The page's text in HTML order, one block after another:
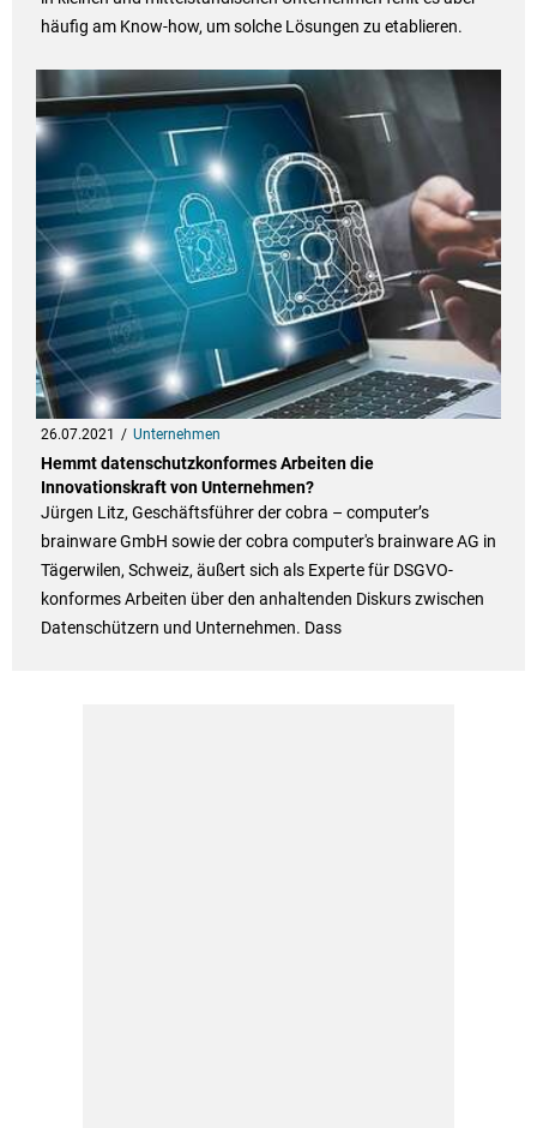
häufig am Know-how, um solche Lösungen zu etablieren.
26.07.2021 Unternehmen
Hemmt datenschutzkonformes Arbeiten die
Innovationskraft von Unternehmen?
Jürgen Litz, Geschäftsführer der cobra – computer’s
brainware GmbH sowie der cobra computer's brainware AG in
Tägerwilen, Schweiz, äußert sich als Experte für DSGVO-
konformes Arbeiten über den anhaltenden Diskurs zwischen
Datenschützern und Unternehmen. Dass